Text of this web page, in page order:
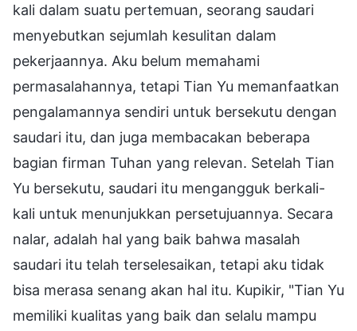
kali dalam suatu pertemuan, seorang saudari
menyebutkan sejumlah kesulitan dalam
pekerjaannya. Aku belum memahami
permasalahannya, tetapi Tian Yu memanfaatkan
pengalamannya sendiri untuk bersekutu dengan
saudari itu, dan juga membacakan beberapa
bagian firman Tuhan yang relevan. Setelah Tian
Yu bersekutu, saudari itu mengangguk berkali-
kali untuk menunjukkan persetujuannya. Secara
nalar, adalah hal yang baik bahwa masalah
saudari itu telah terselesaikan, tetapi aku tidak
bisa merasa senang akan hal itu. Kupikir, "Tian Yu
memiliki kualitas yang baik dan selalu mampu